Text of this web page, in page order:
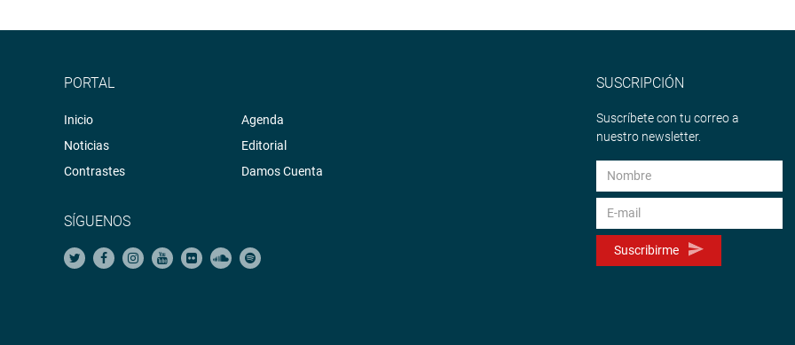
PORTAL
Inicio
Noticias
Contrastes
Agenda
Editorial
Damos Cuenta
SÍGUENOS
SUSCRIPCIÓN
Suscríbete con tu correo a
nuestro newsletter.
Suscribirme